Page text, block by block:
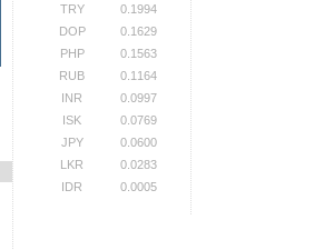
TRY
0.1994
DOP
0.1629
PHP
0.1563
RUB
0.1164
INR
0.0997
ISK
0.0769
JPY
0.0600
LKR
0.0283
IDR
0.0005